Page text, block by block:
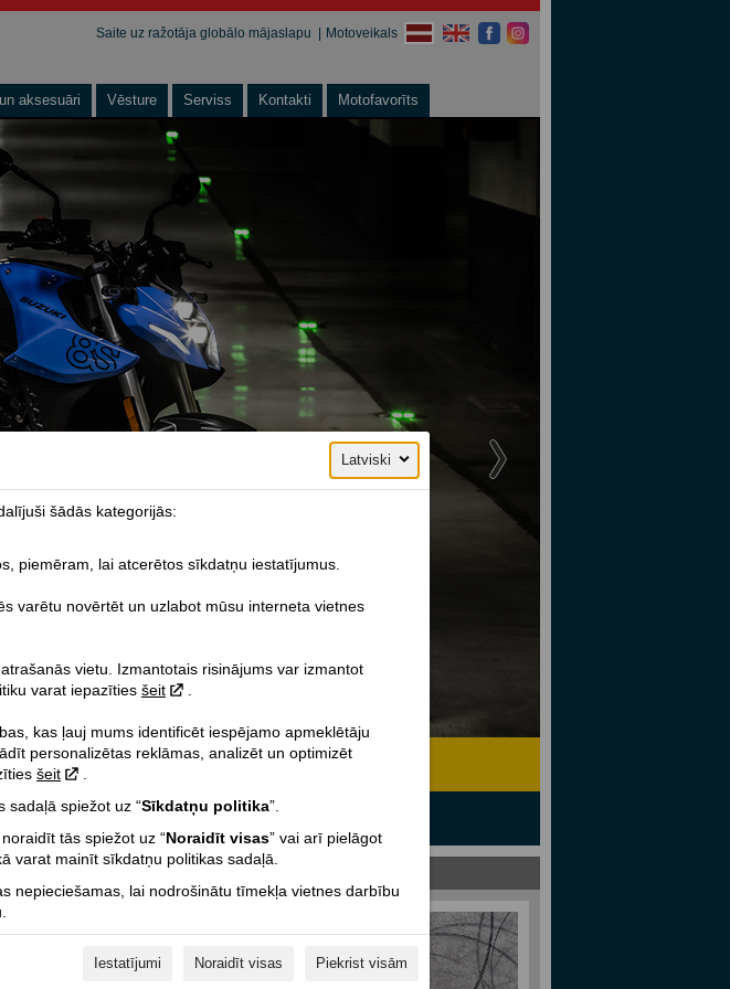
Saite uz ražotāja globālo mājaslapu Motoveikals
aksesuāri Vēsture Serviss Kontakti Motofavorīts
īstens samurajs
privātuma politiku un datu
pievienoto failu!
(DOCX / 0.03 Mb)
Latviski
šādās kategorijās:
piemēram, lai atcerētos sīkdatņu iestatījumus.
varētu novērtēt un uzlabot mūsu interneta vietnes
vietu. Izmantotais risinājums var izmantot
varat iepazīties šeit
kas ļauj mums identificēt iespējamo apmeklētāju
personalizētas reklāmas, analizēt un optimizēt
šeit
sadaļā spiežot uz “Sīkdatņu politika”.
noraidīt tās spiežot uz “Noraidīt visas” vai arī pielāgot
varat mainīt sīkdatņu politikas sadaļā.
nepieciešamas, lai nodrošinātu tīmekļa vietnes darbību
Piekrist visām
Noraidīt visas
Iestatījumi